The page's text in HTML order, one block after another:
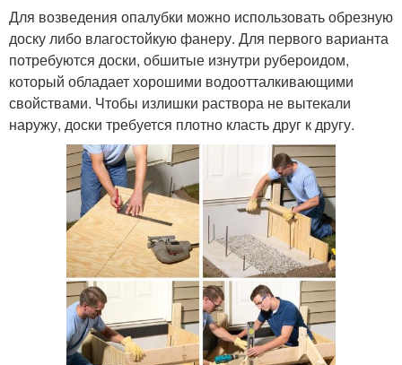
Для возведения опалубки можно использовать обрезную
доску либо влагостойкую фанеру. Для первого варианта
потребуются доски, обшитые изнутри рубероидом,
который обладает хорошими водоотталкивающими
свойствами. Чтобы излишки раствора не вытекали
наружу, доски требуется плотно класть друг к другу.